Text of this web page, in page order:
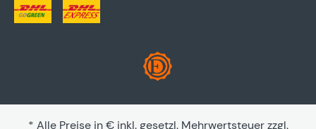
* Alle Preise in € inkl. gesetzl. Mehrwertsteuer zzgl.